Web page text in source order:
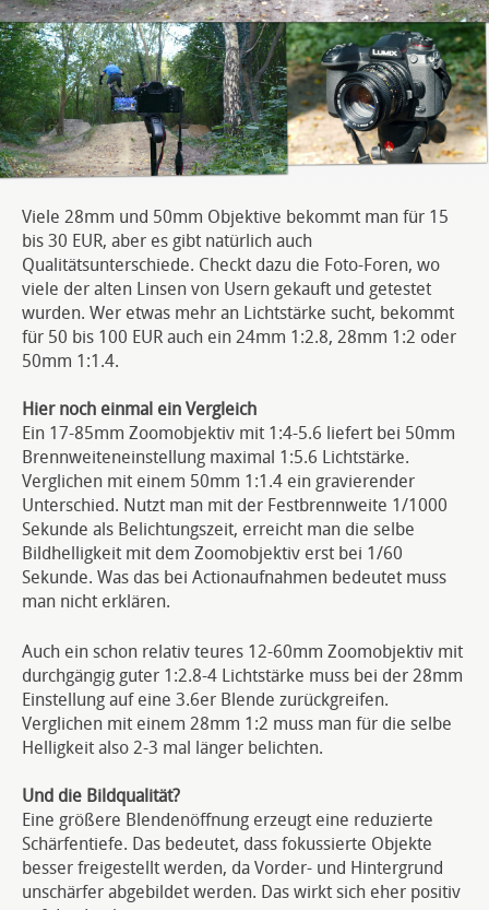
Viele 28mm und 50mm Objektive bekommt man für 15
bis 30 EUR, aber es gibt natürlich auch
Qualitätsunterschiede. Checkt dazu die Foto-Foren, wo
viele der alten Linsen von Usern gekauft und getestet
wurden. Wer etwas mehr an Lichtstärke sucht, bekommt
für 50 bis 100 EUR auch ein 24mm 1:2.8, 28mm 1:2 oder
50mm 1:1.4.
Hier noch einmal ein Vergleich
Ein 17-85mm Zoomobjektiv mit 1:4-5.6 liefert bei 50mm
Brennweiteneinstellung maximal 1:5.6 Lichtstärke.
Verglichen mit einem 50mm 1:1.4 ein gravierender
Unterschied. Nutzt man mit der Festbrennweite 1/1000
Sekunde als Belichtungszeit, erreicht man die selbe
Bildhelligkeit mit dem Zoomobjektiv erst bei 1/60
Sekunde. Was das bei Actionaufnahmen bedeutet muss
man nicht erklären.
Auch ein schon relativ teures 12-60mm Zoomobjektiv mit
durchgängig guter 1:2.8-4 Lichtstärke muss bei der 28mm
Einstellung auf eine 3.6er Blende zurückgreifen.
Verglichen mit einem 28mm 1:2 muss man für die selbe
Helligkeit also 2-3 mal länger belichten.
Und die Bildqualität?
Eine größere Blendenöffnung erzeugt eine reduzierte
Schärfentiefe. Das bedeutet, dass fokussierte Objekte
besser freigestellt werden, da Vorder- und Hintergrund
unschärfer abgebildet werden. Das wirkt sich eher positiv